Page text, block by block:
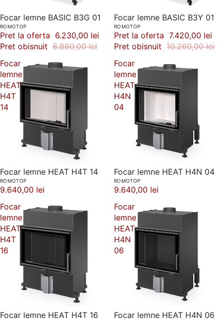
-30%
Focar lemne BASIC B3G 01
ROMOTOP
Pret la oferta 6.230,00 lei
Pret obisnuit 8.880,00 lei
-28%
Focar lemne BASIC B3Y 01
ROMOTOP
Pret la oferta 7.420,00 lei
Pret obisnuit 10.260,00 lei
Focar
lemne
HEAT
H4T
14
Focar lemne HEAT H4T 14
ROMOTOP
9.640,00 lei
Focar
lemne
HEAT
H4N
04
Focar lemne HEAT H4N 04
ROMOTOP
9.640,00 lei
Focar
lemne
HEAT
H4T
16
Focar lemne HEAT H4T 16
Focar
lemne
HEAT
H4N
06
Focar lemne HEAT H4N 06